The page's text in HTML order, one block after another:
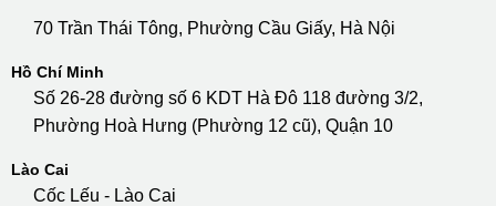
70 Trần Thái Tông, Phường Cầu Giấy, Hà Nội
Hồ Chí Minh
Số 26-28 đường số 6 KDT Hà Đô 118 đường 3/2,
Phường Hoà Hưng (Phường 12 cũ), Quận 10
Lào Cai
Cốc Lếu - Lào Cai